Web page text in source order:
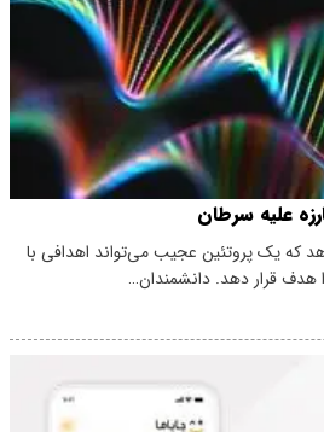
علیه سرطان
که یک پروتئین عجیب می‌تواند اهدافی با
هدف قرار دهد. دانشمندان…